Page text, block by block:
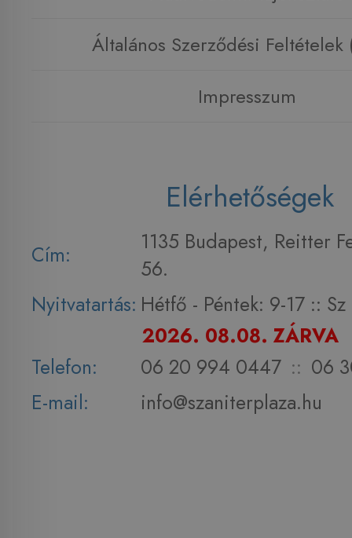
Általános Szerződési Feltételek
Impresszum
Elérhetőségek
Cím:
1135 Budapest, Reitter
56.
Nyitvatartás: Hétfő - Péntek: 9-17 :: Sz
2026. 08.08. ZÁRVA
Telefon:
06 20 994 0447 :: 06
E-mail:
info@szaniterplaza.hu